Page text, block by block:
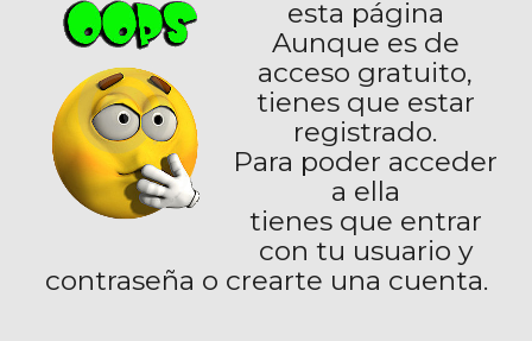
esta página
Aunque es de
acceso gratuito,
tienes que estar
registrado.
Para poder acceder
a ella
tienes que entrar
con tu usuario y
contraseña o crearte una cuenta.